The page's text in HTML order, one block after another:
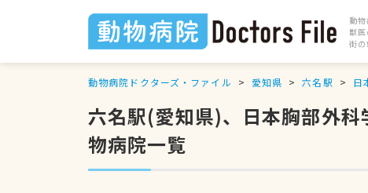
動
獣
街
動物病院ドクターズ・ファイル 愛知県 六名駅 日
六名駅(愛知県)、日本胸部外
物病院一覧